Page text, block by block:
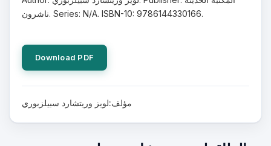
ناشرون. Series: N/A. ISBN-10: 9786144330166.
Download PDF
مؤلف:لويز وريتشارد سبيلزبوري